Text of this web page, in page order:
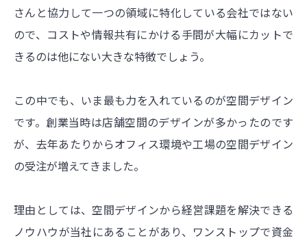
さんと協力して一つの領域に特化している会社ではない
ので、コストや情報共有にかける手間が大幅にカットで
きるのは他にない大きな特徴でしょう。
この中でも、いま最も力を入れているのが空間デザイン
です。創業当時は店舗空間のデザインが多かったのです
が、去年あたりからオフィス環境や工場の空間デザイン
の受注が増えてきました。
理由としては、空間デザインから経営課題を解決できる
ノウハウが当社にあることがあり、ワンストップで資金